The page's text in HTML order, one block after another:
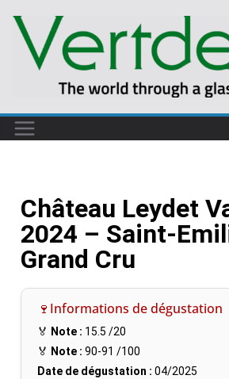
Château Leydet
2024 – Saint-
Grand Cru
🍷Informations de dégustation
🏅 Note : 15.5 /20
🏅 Note : 90-91 /100
Date de dégustation : 04/2025